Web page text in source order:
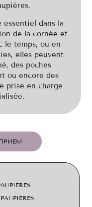
essentiel dans la
de la cornée et
le temps, ou en
elles peuvent
des poches
ou encore des
prise en charge